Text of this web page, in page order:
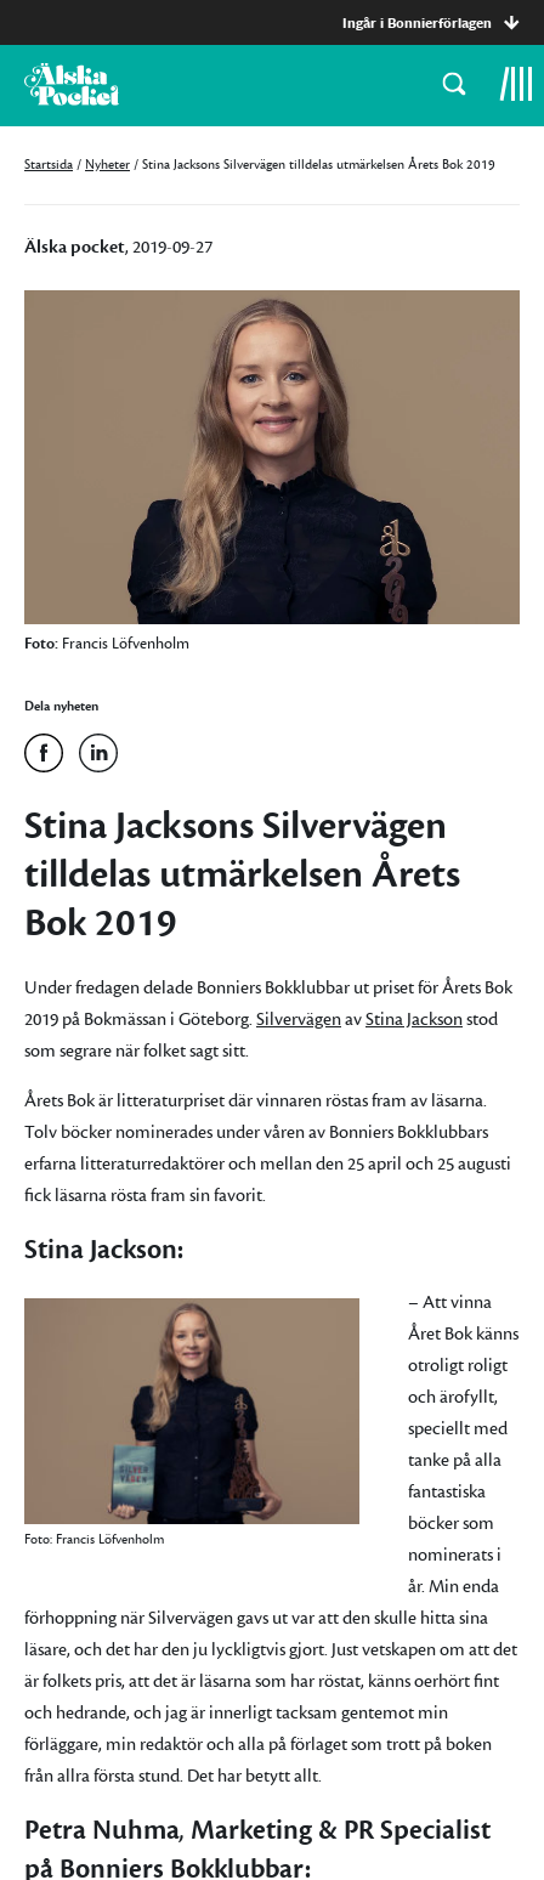
Ingår i Bonnierförlagen
Startsida / Nyheter / Stina Jacksons Silvervägen tilldelas utmärkelsen Årets Bok 2019
Älska pocket, 2019-09-27
Foto: Francis Löfvenholm
Dela nyheten
Stina Jacksons Silvervägen
tilldelas utmärkelsen Årets
Bok 2019
Under fredagen delade Bonniers Bokklubbar ut priset för Årets Bok
2019 på Bokmässan i Göteborg.SilvervägenavStina Jacksonstod
som segrare när folket sagt sitt.
Årets Bok är litteraturpriset där vinnaren röstas fram av läsarna.
Tolv böcker nominerades under våren av Bonniers Bokklubbars
erfarna litteraturredaktörer och mellan den 25 april och 25 augusti
fick läsarna rösta fram sin favorit.
Stina Jackson:
Foto: Francis Löfvenholm
– Att vinna
Året Bok känns
otroligt roligt
och ärofyllt,
speciellt med
tanke på alla
fantastiska
böcker som
nominerats i
år. Min enda
förhoppning när Silvervägen gavs ut var att den skulle hitta sina
läsare, och det har den ju lyckligtvis gjort. Just vetskapen om att det
är folkets pris, att det är läsarna som har röstat, känns oerhört fint
och hedrande, och jag är innerligt tacksam gentemot min
förläggare, min redaktör och alla på förlaget som trott på boken
från allra första stund. Det har betytt allt.
Petra Nuhma, Marketing & PR Specialist
på Bonniers Bokklubbar: